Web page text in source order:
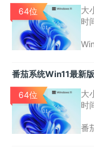
较
64位 大
时
版
部
番茄系统Win11最新
64位 大
时
番